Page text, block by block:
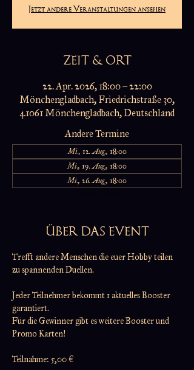
Jetzt andere Veranstaltungen ansehen
ZEIT & ORT
22. Apr. 2026, 18:00 – 22:00
Mönchengladbach, Friedrichstraße 30,
41061 Mönchengladbach, Deutschland
Andere Termine
Mi., 12. Aug., 18:00
Mi., 19. Aug., 18:00
Mi., 26. Aug., 18:00
ÜBER DAS EVENT
Trefft andere Menschen die euer Hobby teilen
zu spannenden Duellen.
Jeder Teilnehmer bekommt 1 aktuelles Booster
garantiert.
Für die Gewinner gibt es weitere Booster und
Promo Karten!
Teilnahme: 5,00 €